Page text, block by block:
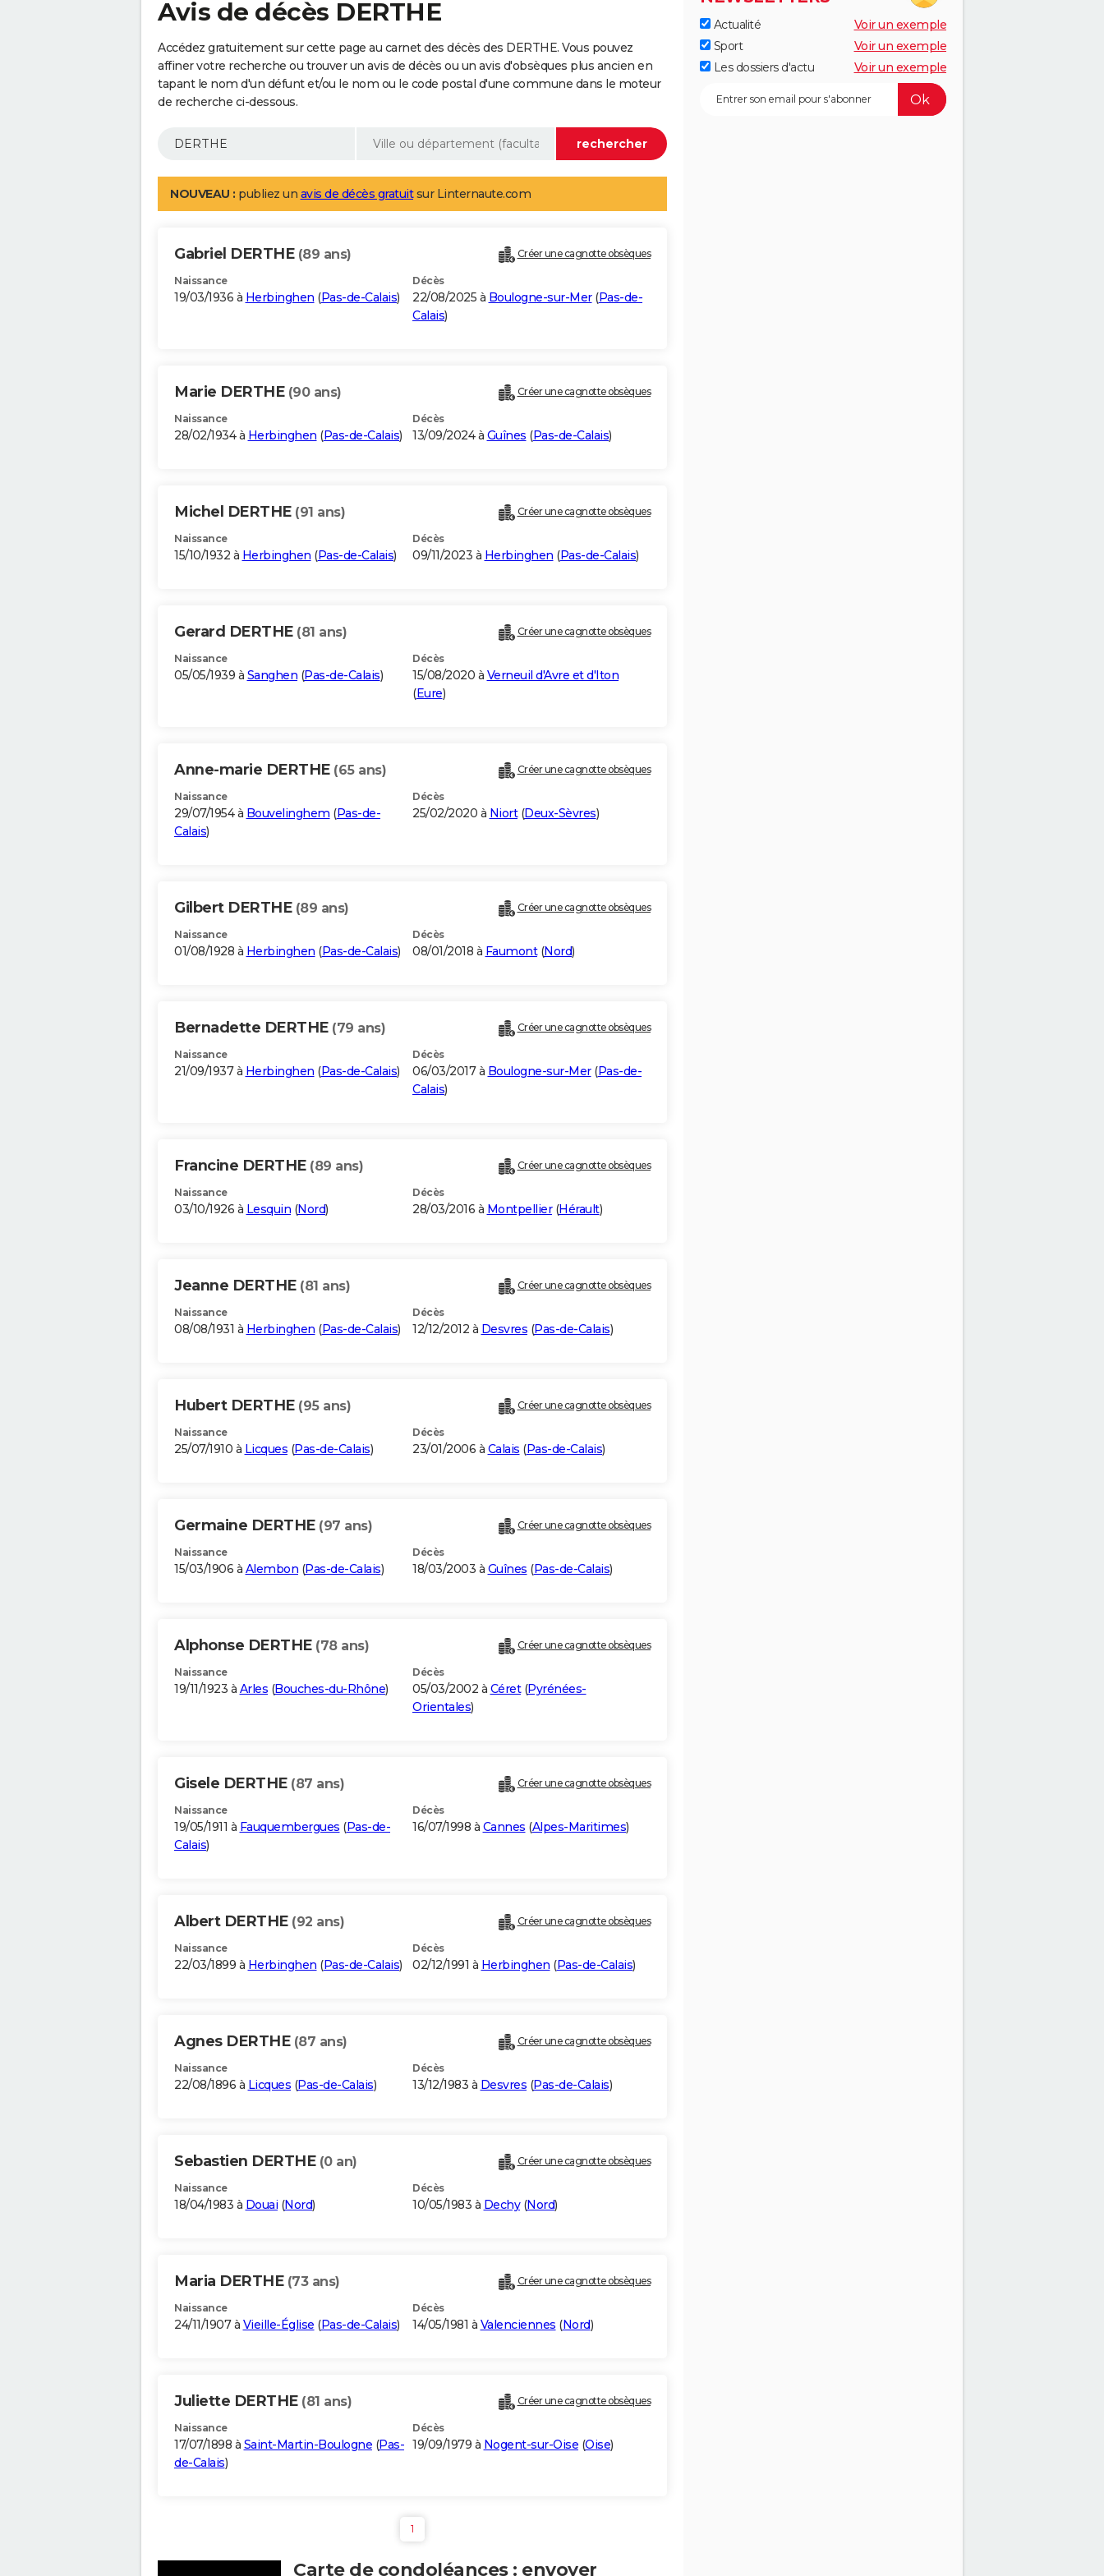
Avis de décès DERTHE
Accédez gratuitement sur cette page au carnet des décès des DERTHE. Vous pouvez
affiner votre recherche ou trouver un avis de décès ou un avis d'obsèques plus ancien en
tapant le nom d'un défunt et/ou le nom ou le code postal d'une commune dans le moteur
de recherche ci-dessous.
NOUVEAU : publiez un avis de décès gratuitsur Linternaute.com
Gabriel DERTHE (89 ans) Créer une cagnotte obsèques
Naissance
19/03/1936 à Herbinghen (Pas-de-Calais)
Décès
22/08/2025 à Boulogne-sur-Mer(Pas-de-
Calais)
Marie DERTHE (90 ans) Créer une cagnotte obsèques
Naissance
28/02/1934 à Herbinghen (Pas-de-Calais)
Décès
13/09/2024 à Guînes (Pas-de-Calais)
Michel DERTHE (91 ans) Créer une cagnotte obsèques
Naissance
15/10/1932 à Herbinghen (Pas-de-Calais)
Décès
09/11/2023 à Herbinghen (Pas-de-Calais)
Gerard DERTHE (81 ans) Créer une cagnotte obsèques
Naissance
05/05/1939 à Sanghen (Pas-de-Calais)
Décès
15/08/2020 à Verneuil d'Avre et d'Iton
(Eure)
Anne-marie DERTHE (65 ans) Créer une cagnotte obsèques
Naissance
29/07/1954 à Bouvelinghem (Pas-de-
Calais)
Décès
25/02/2020 à Niort(Deux-Sèvres)
Gilbert DERTHE (89 ans) Créer une cagnotte obsèques
Naissance
01/08/1928 à Herbinghen (Pas-de-Calais)
Décès
08/01/2018 à Faumont(Nord)
Bernadette DERTHE (79 ans) Créer une cagnotte obsèques
Naissance
21/09/1937 à Herbinghen (Pas-de-Calais)
Décès
06/03/2017 à Boulogne-sur-Mer(Pas-de-
Calais)
Francine DERTHE (89 ans) Créer une cagnotte obsèques
Naissance
03/10/1926 à Lesquin (Nord)
Décès
28/03/2016 à Montpellier(Hérault)
Jeanne DERTHE (81 ans) Créer une cagnotte obsèques
Naissance
08/08/1931 à Herbinghen (Pas-de-Calais)
Décès
12/12/2012 à Desvres (Pas-de-Calais)
Hubert DERTHE (95 ans) Créer une cagnotte obsèques
Naissance
25/07/1910 à Licques (Pas-de-Calais)
Décès
23/01/2006 à Calais (Pas-de-Calais)
Germaine DERTHE (97 ans) Créer une cagnotte obsèques
Naissance
15/03/1906 à Alembon (Pas-de-Calais)
Décès
18/03/2003 à Guînes (Pas-de-Calais)
Alphonse DERTHE (78 ans) Créer une cagnotte obsèques
Naissance
19/11/1923 à Arles (Bouches-du-Rhône)
Décès
05/03/2002 à Céret(Pyrénées-
Orientales)
Gisele DERTHE (87 ans) Créer une cagnotte obsèques
Naissance
19/05/1911 à Fauquembergues (Pas-de-
Calais)
Décès
16/07/1998 à Cannes (Alpes-Maritimes)
Albert DERTHE (92 ans) Créer une cagnotte obsèques
Naissance
22/03/1899 à Herbinghen (Pas-de-Calais)
Décès
02/12/1991 à Herbinghen (Pas-de-Calais)
Agnes DERTHE (87 ans) Créer une cagnotte obsèques
Naissance
22/08/1896 à Licques (Pas-de-Calais)
Décès
13/12/1983 à Desvres (Pas-de-Calais)
Sebastien DERTHE (0 an) Créer une cagnotte obsèques
Naissance
18/04/1983 à Douai (Nord)
Décès
10/05/1983 à Dechy(Nord)
Maria DERTHE (73 ans) Créer une cagnotte obsèques
Naissance
24/11/1907 à Vieille-Église (Pas-de-Calais)
Décès
14/05/1981 à Valenciennes (Nord)
Juliette DERTHE (81 ans) Créer une cagnotte obsèques
Naissance
17/07/1898 à Saint-Martin-Boulogne (Pas-
de-Calais)
Décès
19/09/1979 à Nogent-sur-Oise (Oise)
1
Carte de condoléances : envoyer
Actualité
Voir un exemple
Sport
Voir un exemple
Les dossiers d'actu
Voir un exemple